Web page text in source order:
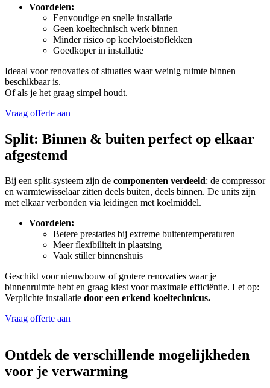
Voordelen:
Eenvoudige en snelle installatie
Geen koeltechnisch werk binnen
Minder risico op koelvloeistoflekken
Goedkoper in installatie
Ideaal voor renovaties of situaties waar weinig ruimte binnen
beschikbaar is.
Of als je het graag simpel houdt.
Vraag offerte aan
Split: Binnen & buiten perfect op elkaar
afgestemd
Bij een split-systeem zijn de componenten verdeeld: de compressor
en warmtewisselaar zitten deels buiten, deels binnen. De units zijn
met elkaar verbonden via leidingen met koelmiddel.
Voordelen:
Betere prestaties bij extreme buitentemperaturen
Meer flexibiliteit in plaatsing
Vaak stiller binnenshuis
Geschikt voor nieuwbouw of grotere renovaties waar je
binnenruimte hebt en graag kiest voor maximale efficiëntie. Let op:
Verplichte installatie door een erkend koeltechnicus.
Vraag offerte aan
Ontdek de verschillende mogelijkheden
voor je verwarming